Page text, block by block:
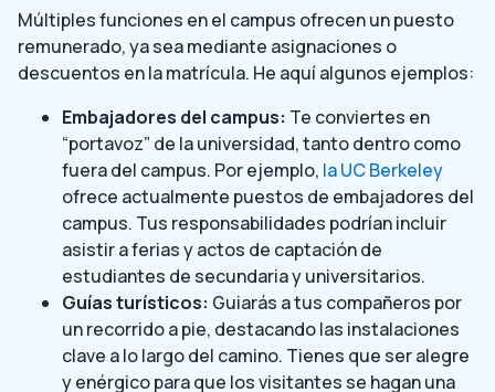
Múltiples funciones en el campus ofrecen un puesto
remunerado, ya sea mediante asignaciones o
descuentos en la matrícula. He aquí algunos ejemplos:
Embajadores del campus: Te conviertes en
“portavoz” de la universidad, tanto dentro como
fuera del campus. Por ejemplo, la UC Berkeley
ofrece actualmente puestos de embajadores del
campus. Tus responsabilidades podrían incluir
asistir a ferias y actos de captación de
estudiantes de secundaria y universitarios.
Guías turísticos: Guiarás a tus compañeros por
un recorrido a pie, destacando las instalaciones
clave a lo largo del camino. Tienes que ser alegre
y enérgico para que los visitantes se hagan una